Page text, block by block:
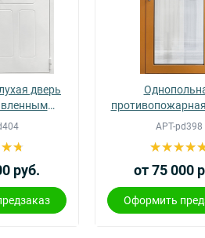
по России
grupp.ru
выходных:
646-04-78
444-24-85
Однопольная
противопожарная дверь с
остеклением более 25%
АРТ-pd398
от 75 000 руб.
Оформить предзаказ